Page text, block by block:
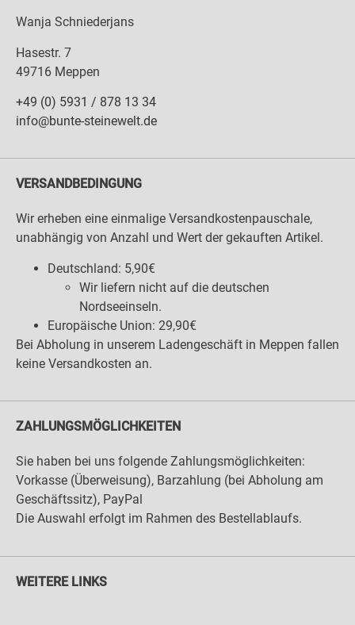
Wanja Schniederjans
Hasestr. 7
49716 Meppen
+49 (0) 5931 / 878 13 34
info@bunte-steinewelt.de
VERSANDBEDINGUNG
Wir erheben eine einmalige Versandkostenpauschale,
unabhängig von Anzahl und Wert der gekauften Artikel.
Deutschland: 5,90€
Wir liefern nicht auf die deutschen
Nordseeinseln.
Europäische Union: 29,90€
Bei Abholung in unserem Ladengeschäft in Meppen fallen
keine Versandkosten an.
ZAHLUNGSMÖGLICHKEITEN
Sie haben bei uns folgende Zahlungsmöglichkeiten:
Vorkasse (Überweisung), Barzahlung (bei Abholung am
Geschäftssitz), PayPal
Die Auswahl erfolgt im Rahmen des Bestellablaufs.
WEITERE LINKS